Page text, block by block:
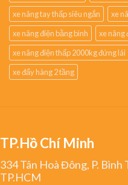
xe nâng tay thấp siêu ngắn
xe
xe nâng điện bằng bình
xe nâng
xe nâng điện thấp 2000kg đứng lái
xe đẩy hàng 2 tầng
TP.Hồ Chí Minh
334 Tân Hoà Đông, P. Bình
TP.HCM